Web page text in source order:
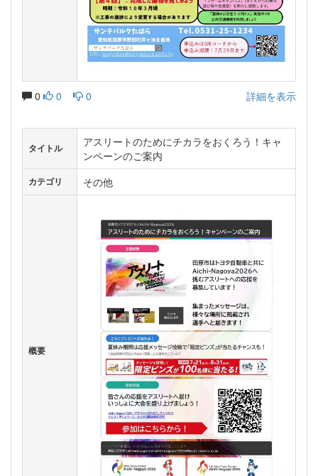
0 0 0 詳細を表示
タイトル
アスリートのためにチカラをおくろう！キャ
ンペーンのご案内
カテゴリ その他
概要